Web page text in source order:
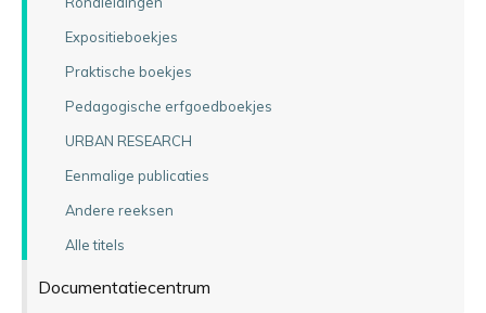
Expositieboekjes
Praktische boekjes
Pedagogische erfgoedboekjes
URBAN RESEARCH
Eenmalige publicaties
Andere reeksen
Alle titels
Documentatiecentrum